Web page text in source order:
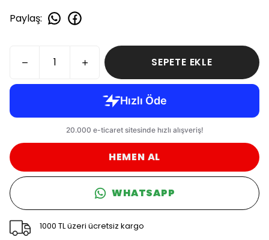
Paylaş:
SEPETE EKLE
HEMEN AL
WHATSAPP
1000 TL üzeri ücretsiz kargo